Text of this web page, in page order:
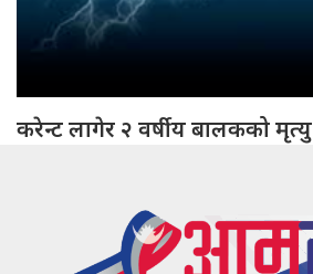
करेन्ट लागेर २ वर्षीय बालकको मृत्यु